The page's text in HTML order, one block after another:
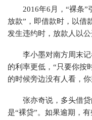
2016年6月，“裸条”
放款”，即借款时，以借
发生违约时，放款人以
李小墨对南方周末
的利率更低，“只要你按
的时候旁边没有人看，你
张亦奇说，多头借
是“裸贷”。如果逾期，